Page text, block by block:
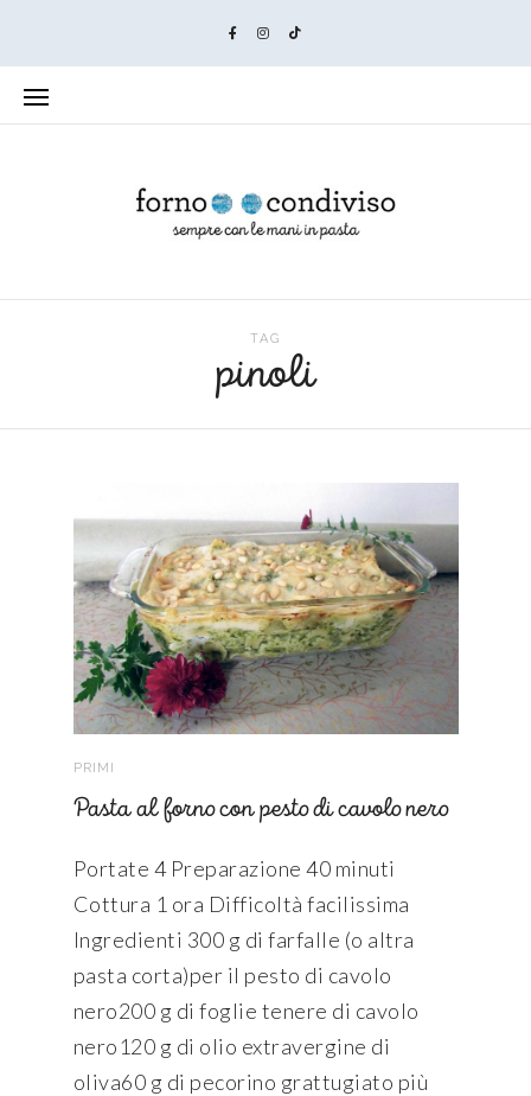
TAG
pinoli
PRIMI
Pasta al forno con pesto di cavolo nero
Portate 4 Preparazione 40 minuti
Cottura 1 ora Difficoltà facilissima
Ingredienti 300 g di farfalle (o altra
pasta corta)per il pesto di cavolo
nero200 g di foglie tenere di cavolo
nero120 g di olio extravergine di
oliva60 g di pecorino grattugiato più